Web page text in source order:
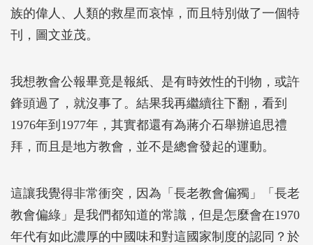
族的偉人、人類的救星而哀悼，而且特別做了一個特
刊，圖文並茂。
我想教會公報畢竟是報紙、是有時效性的刊物，或許
鋒頭過了，就沒事了。結果我再繼續往下翻，看到
1976年到1977年，其實都還有為蔣介石舉辦追思禮
拜，而且是地方教會，並不是總會發起的運動。
這讓我覺得非常衝突，因為「長老教會偏獨」「長老
教會偏綠」是我們都知道的常識，但是怎麼會在1970
年代有如此濃厚的中國味和對這國家制度的認同？於